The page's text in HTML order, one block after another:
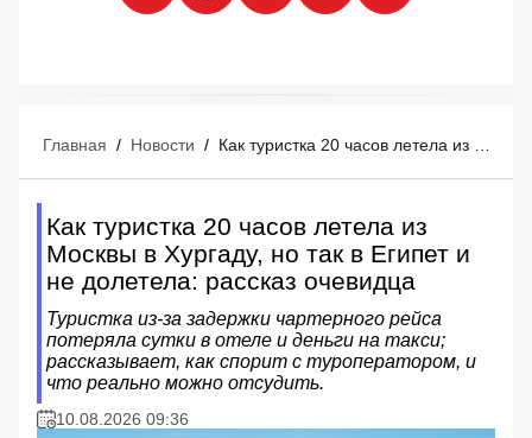
Главная / Новости /
Как туристка 20 часов летела из
Москвы в Хургаду, но так в Египет и
не долетела: рассказ очевидца
Туристка из‑за задержки чартерного рейса
потеряла сутки в отеле и деньги на такси;
рассказывает, как спорит с туроператором, и
что реально можно отсудить.
10.08.2026 09:36